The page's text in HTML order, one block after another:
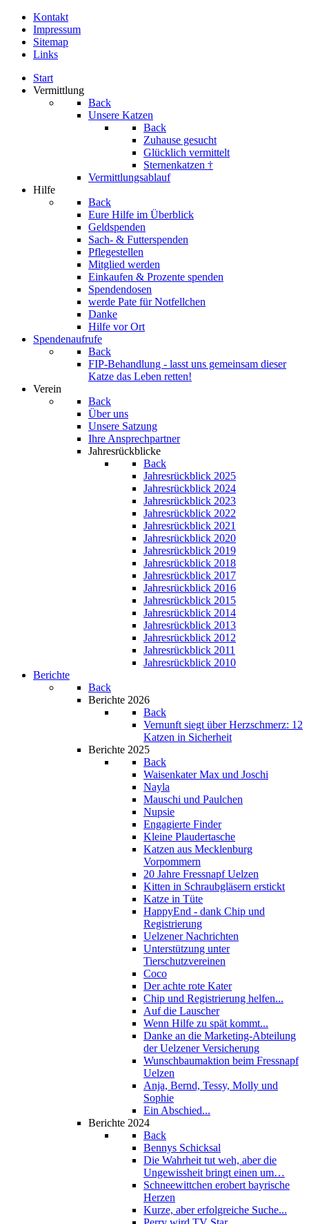
Kontakt
Impressum
Sitemap
Links
Start
Vermittlung
Back
Unsere Katzen
Back
Zuhause gesucht
Glücklich vermittelt
Sternenkatzen †
Vermittlungsablauf
Hilfe
Back
Eure Hilfe im Überblick
Geldspenden
Sach- & Futterspenden
Pflegestellen
Mitglied werden
Einkaufen & Prozente spenden
Spendendosen
werde Pate für Notfellchen
Danke
Hilfe vor Ort
Spendenaufrufe
Back
FIP-Behandlung - lasst uns gemeinsam dieser
Katze das Leben retten!
Verein
Back
Über uns
Unsere Satzung
Ihre Ansprechpartner
Jahresrückblicke
Back
Jahresrückblick 2025
Jahresrückblick 2024
Jahresrückblick 2023
Jahresrückblick 2022
Jahresrückblick 2021
Jahresrückblick 2020
Jahresrückblick 2019
Jahresrückblick 2018
Jahresrückblick 2017
Jahresrückblick 2016
Jahresrückblick 2015
Jahresrückblick 2014
Jahresrückblick 2013
Jahresrückblick 2012
Jahresrückblick 2011
Jahresrückblick 2010
Berichte
Back
Berichte 2026
Back
Vernunft siegt über Herzschmerz: 12
Katzen in Sicherheit
Berichte 2025
Back
Waisenkater Max und Joschi
Nayla
Mauschi und Paulchen
Nupsie
Engagierte Finder
Kleine Plaudertasche
Katzen aus Mecklenburg
Vorpommern
20 Jahre Fressnapf Uelzen
Kitten in Schraubgläsern erstickt
Katze in Tüte
HappyEnd - dank Chip und
Registrierung
Uelzener Nachrichten
Unterstützung unter
Tierschutzvereinen
Coco
Der achte rote Kater
Chip und Registrierung helfen...
Auf die Lauscher
Wenn Hilfe zu spät kommt...
Danke an die Marketing-Abteilung
der Uelzener Versicherung
Wunschbaumaktion beim Fressnapf
Uelzen
Anja, Bernd, Tessy, Molly und
Sophie
Ein Abschied...
Berichte 2024
Back
Bennys Schicksal
Die Wahrheit tut weh, aber die
Ungewissheit bringt einen um…
Schneewittchen erobert bayrische
Herzen
Kurze, aber erfolgreiche Suche...